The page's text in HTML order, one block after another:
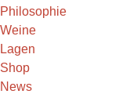
Philosophie
Weine
Lagen
Shop
News